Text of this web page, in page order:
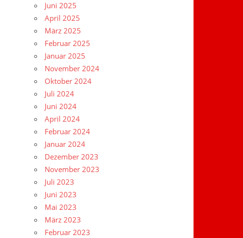
Juni 2025
April 2025
März 2025
Februar 2025
Januar 2025
November 2024
Oktober 2024
Juli 2024
Juni 2024
April 2024
Februar 2024
Januar 2024
Dezember 2023
November 2023
Juli 2023
Juni 2023
Mai 2023
März 2023
Februar 2023